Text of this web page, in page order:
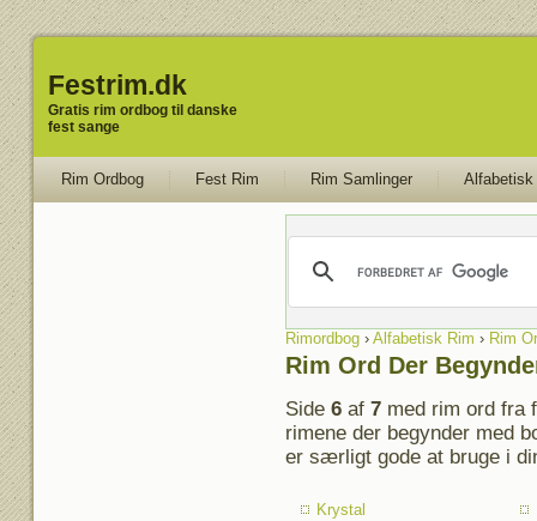
Festrim.dk
Gratis rim ordbog til danske
fest sange
Rim Ordbog Fest Rim Rim Samlinger Alfabetisk
Rimordbog› Alfabetisk Rim › Rim
Rim Ord Der
Side 6af 7med rim ord fra
rimene der begynder med
er særligt gode at bruge i
Krystal